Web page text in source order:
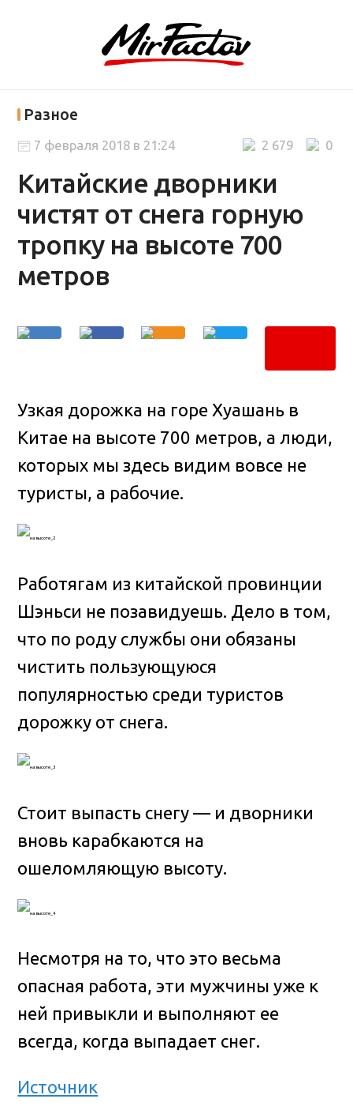
Разное
Китайские дворники
чистят от снега горную
тропку на высоте 700
метров
0
2 679
7 февраля 2018 в 21:24
Узкая дорожка на горе Хуашань в
Китае на высоте 700 метров, а люди,
которых мы здесь видим вовсе не
туристы, а рабочие.
Работягам из китайской провинции
Шэньси не позавидуешь. Дело в том,
что по роду службы они обязаны
чистить пользующуюся
популярностью среди туристов
дорожку от снега.
Стоит выпасть снегу — и дворники
вновь карабкаются на
ошеломляющую высоту.
Несмотря на то, что это весьма
опасная работа, эти мужчины уже к
ней привыкли и выполняют ее
всегда, когда выпадает снег.
Источник